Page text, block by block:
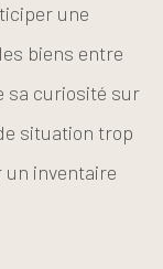
une
biens entre
sa curiosité sur
situation trop
inventaire